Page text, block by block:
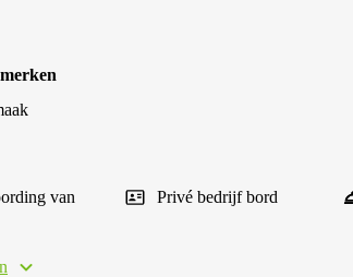
van
Privé bedrijf bord